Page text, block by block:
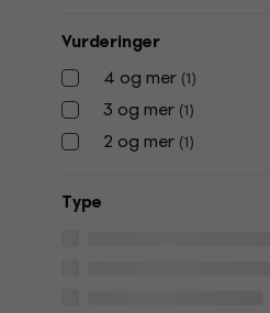
Vurderinger
4 og mer (1)
3 og mer (1)
2 og mer (1)
Тype